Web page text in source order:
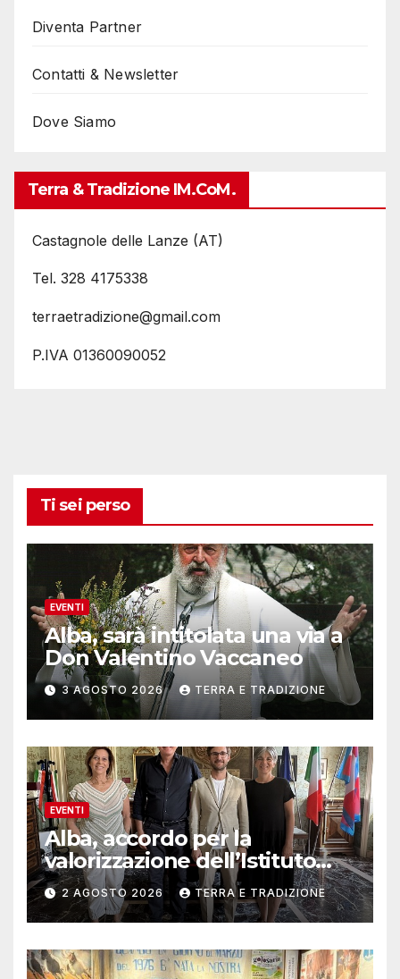
Diventa Partner
Contatti & Newsletter
Dove Siamo
Terra & Tradizione IM.coM.
Castagnole delle Lanze (AT)
Tel. 328 4175338
terraetradizione@gmail.com
P.IVA 01360090052
Ti sei perso
EVENTI
Alba, sarà intitolata una via a
Don Valentino Vaccaneo
3 AGOSTO 2026 TERRA E TRADIZIONE
EVENTI
Alba, accordo per la
valorizzazione dell’Istituto
musicale Rocca
2 AGOSTO 2026 TERRA E TRADIZIONE